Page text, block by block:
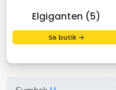
Elgiganten (5)
Se butik →